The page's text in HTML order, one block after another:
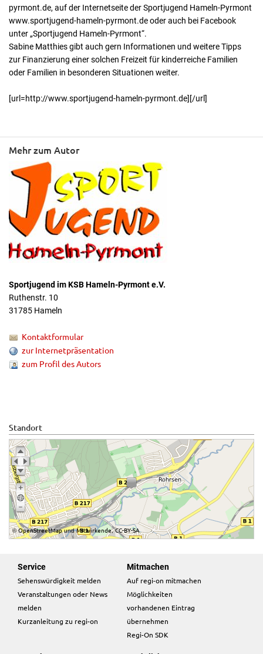
pyrmont.de, auf der Internetseite der Sportjugend Hameln-Pyrmont
www.sportjugend-hameln-pyrmont.de oder auch bei Facebook
unter „Sportjugend Hameln-Pyrmont“.
Sabine Matthies gibt auch gern Informationen und weitere Tipps
zur Finanzierung einer solchen Freizeit für kinderreiche Familien
oder Familien in besonderen Situationen weiter.
[url=http://www.sportjugend-hameln-pyrmont.de][/url]
Mehr zum Autor
Sportjugend im KSB Hameln-Pyrmont e.V.
Ruthenstr. 10
31785 Hameln
Kontaktformular
zur Internetpräsentation
zum Profil des Autors
Standort
©OpenStreetMapundMitwirkende,CC-BY-SA
Service
Sehenswürdigkeit melden
Veranstaltungen oder News
melden
Kurzanleitung zu regi-on
Mitmachen
Auf regi-on mitmachen
Möglichkeiten
vorhandenen Eintrag
übernehmen
Regi-On SDK